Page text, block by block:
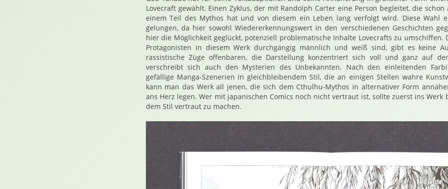
Lovecraft gewählt. Einen Zyklus, der mit Randolph Carter eine Person begleitet, die
einem Teil des Mythos hat und von diesem ein Leben lang verfolgt wird. Diese Wahl
gelungen, da hier sowohl Wiedererkennungswert in den verschiedenen Geschichten
hier die Möglichkeit geglückt, potenziell problematische Inhalte Lovecrafts zu umschiffen.
Protagonisten in diesem Werk durchgängig männlich und weiß sind, gibt es keine
rassistische Züge offenbaren, die Darstellung konzentriert sich voll und ganz auf
verschreibt sich auch den Mysterien des Unbekannten. Nach den einleitenden
gefällige Manga-Szenerien in gleichbleibendem Stil, die an einigen Stellen wahre
kann man das Werk all jenen, die sich dem Cthulhu-Mythos in alternativer Form
ans Herz legen. Wer mit japanischen Comics noch nicht vertraut ist, sollte zuerst ins
dem Stil vertraut zu machen.